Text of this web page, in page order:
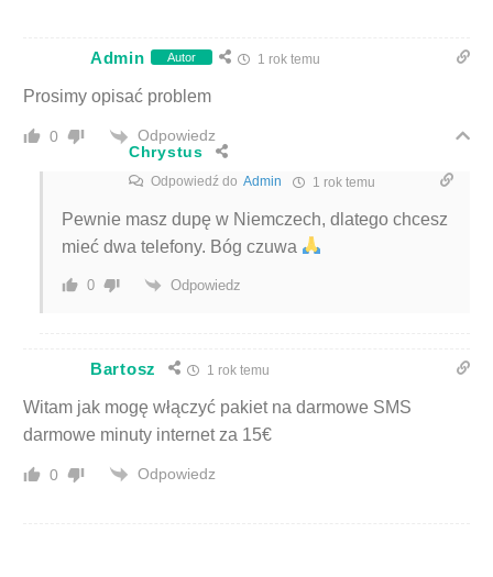
Admin Autor 1 rok temu
Prosimy opisać problem
0
Odpowiedz
Chrystus
Odpowiedź do Admin 1 rok temu
Pewnie masz dupę w Niemczech, dlatego chcesz
mieć dwa telefony. Bóg czuwa
0 Odpowiedz
Bartosz 1 rok temu
Witam jak mogę włączyć pakiet na darmowe SMS
darmowe minuty internet za 15€
0 Odpowiedz